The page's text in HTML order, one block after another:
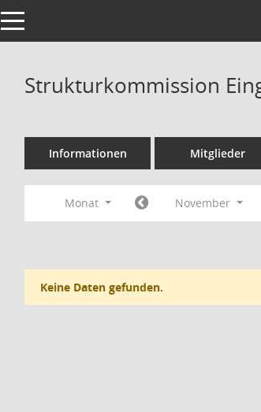
Toggle navigation
Strukturkommission
Informationen Mitglieder
Monat November
Keine Daten gefunden.